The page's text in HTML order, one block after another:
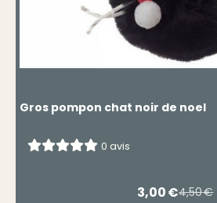
Gros pompon chat noir de noel
0 avis
3,00€4,50€